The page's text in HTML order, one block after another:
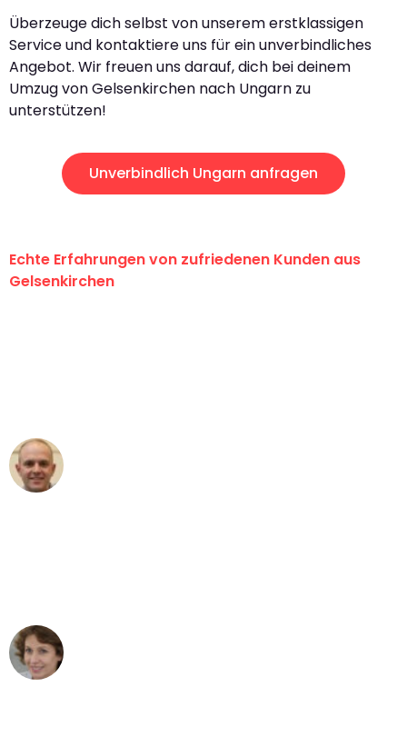
Überzeuge dich selbst von unserem erstklassigen
Service und kontaktiere uns für ein unverbindliches
Angebot. Wir freuen uns darauf, dich bei deinem
Umzug von Gelsenkirchen nach Ungarn zu
unterstützen!
Unverbindlich Ungarn anfragen
Echte Erfahrungen von zufriedenen Kunden aus
Gelsenkirchen